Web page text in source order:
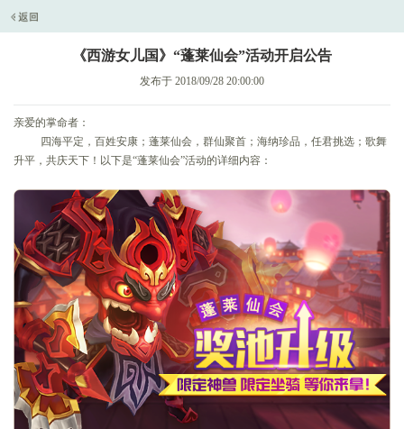
《西游女儿国》“蓬莱仙会”活动开启公告
发布于 2018/09/28 20:00:00
亲爱的掌命者：
四海平定，百姓安康；蓬莱仙会，群仙聚首；海纳珍品，任君挑选；歌舞
升平，共庆天下！以下是“蓬莱仙会”活动的详细内容：